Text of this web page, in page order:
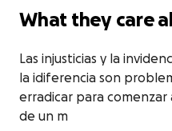
What they care
Las injusticias y la
la idiferencia son
erradicar para
de un m